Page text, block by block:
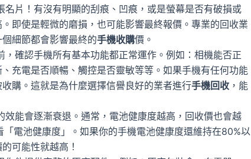
片！有沒有明顯的刮痕、凹痕，或是螢幕是否有破損或
即使是輕微的磨損，也可能影響最終報價。專業的回收業
細節都會影響最終的手機收購價。
確認手機所有基本功能都正常運作。例如：相機能否正
充電是否順暢、觸控是否靈敏等等。如果手機有任何功能
購。這就是為什麼選擇信譽良好的業者進行手機回收 ，能
能會逐漸衰退。通常，電池健康度越高，回收價也會越
電池健康度」。如果你的手機電池健康度還維持在80%以
可能性就越高！